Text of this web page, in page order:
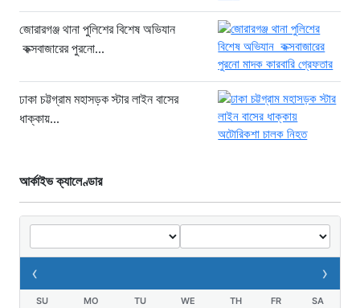
সিলিন্ডার লিকেজে ভয়াবহ অগ্নিকাণ্ড: দগ্ধ ৩
জনের অবস্থা আশঙ্কাজনক
খুনির দোসর ও ফ্যাসিবাদের সহযোগী’,
সাকিবকে নিয়ে বিস্ফোরক আসিফ আকবর
খাগড়াছড়ি রামগড় পুলিশের অভিযানে: ১৫
পিস ইয়াবাসহ যুবক গ্রেপ্তার
জোরারগঞ্জ থানা পুলিশের বিশেষ অভিযান
কক্সবাজারের পুরনো...
ঢাকা চট্টগ্রাম মহাসড়ক স্টার লাইন বাসের
ধাক্কায়...
আর্কাইভ ক্যালেণ্ডার
‹ ›
SU MO TU WE TH FR SA